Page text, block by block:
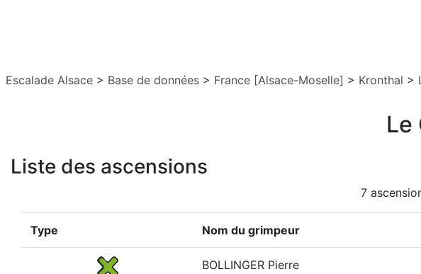
Escalade Alsace > Base de données > France [Alsace-Moselle] > Kronthal >
Le
Liste des ascensions
7
Type Nom du grimpeur
BOLLINGER Pierre